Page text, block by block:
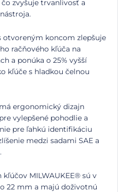
zvyšuje trvanlivosť a
otvoreným koncom zlepšuje
račňového kľúča na
a ponúka o 25% vyšší
kľúče s hladkou čelnou
ergonomický dizajn
vylepšené pohodlie a
pre ľahkú identifikáciu
medzi sadami SAE a
MILWAUKEE® sú v
22 mm a majú doživotnú